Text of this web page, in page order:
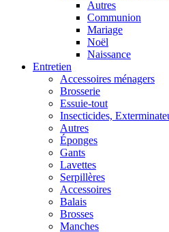
Autres
Communion
Mariage
Noël
Naissance
Entretien
Accessoires ménagers
Brosserie
Essuie-tout
Insecticides,
Autres
Éponges
Gants
Lavettes
Serpillères
Accessoires
Balais
Brosses
Manches